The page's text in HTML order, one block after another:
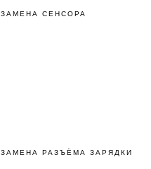
ЗАМЕНА СЕНСОРА
ЗАМЕНА РАЗЪЁМА ЗАРЯДКИ